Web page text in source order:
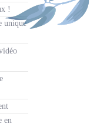
!
unique
en